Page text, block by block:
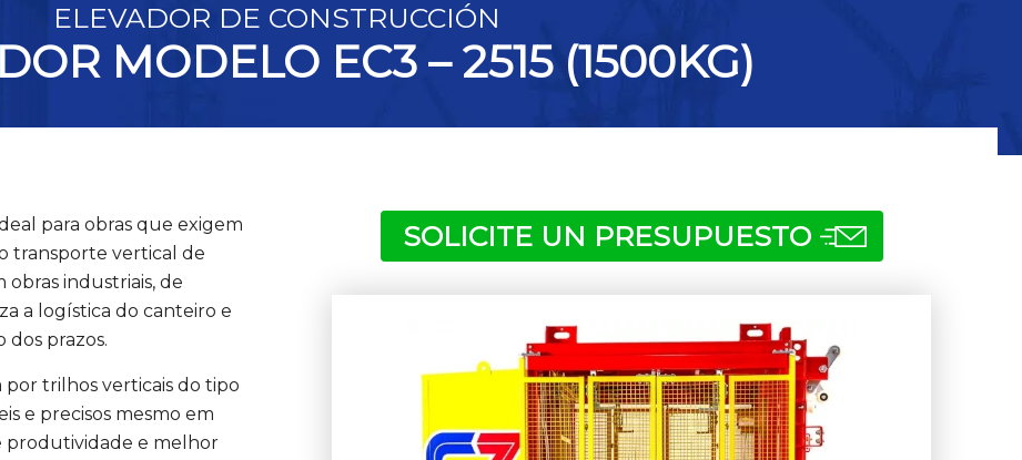
ELEVADOR DE CONSTRUCCIÓN
MODELO EC3 – 2515 (1500KG)
SOLICITE UN PRESUPUESTO
para obras que exigem
transporte vertical de
obras industriais, de
a logística do canteiro e
prazos.
por trilhos verticais do tipo
e precisos mesmo em
produtividade e melhor